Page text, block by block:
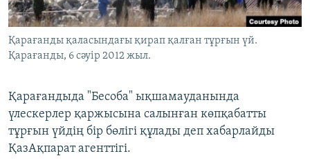
Басқа тілдерде
Қарағанды қаласындағы қирап қалған тұрғын үй.
Қарағанды, 6 сәуір 2012 жыл.
Қарағандыда "Бесоба" ықшамауданында
үлескерлер қаржысына салынған көпқабатты
тұрғын үйдің бір бөлігі құлады деп хабарлайды
ҚазАқпарат агенттігі.